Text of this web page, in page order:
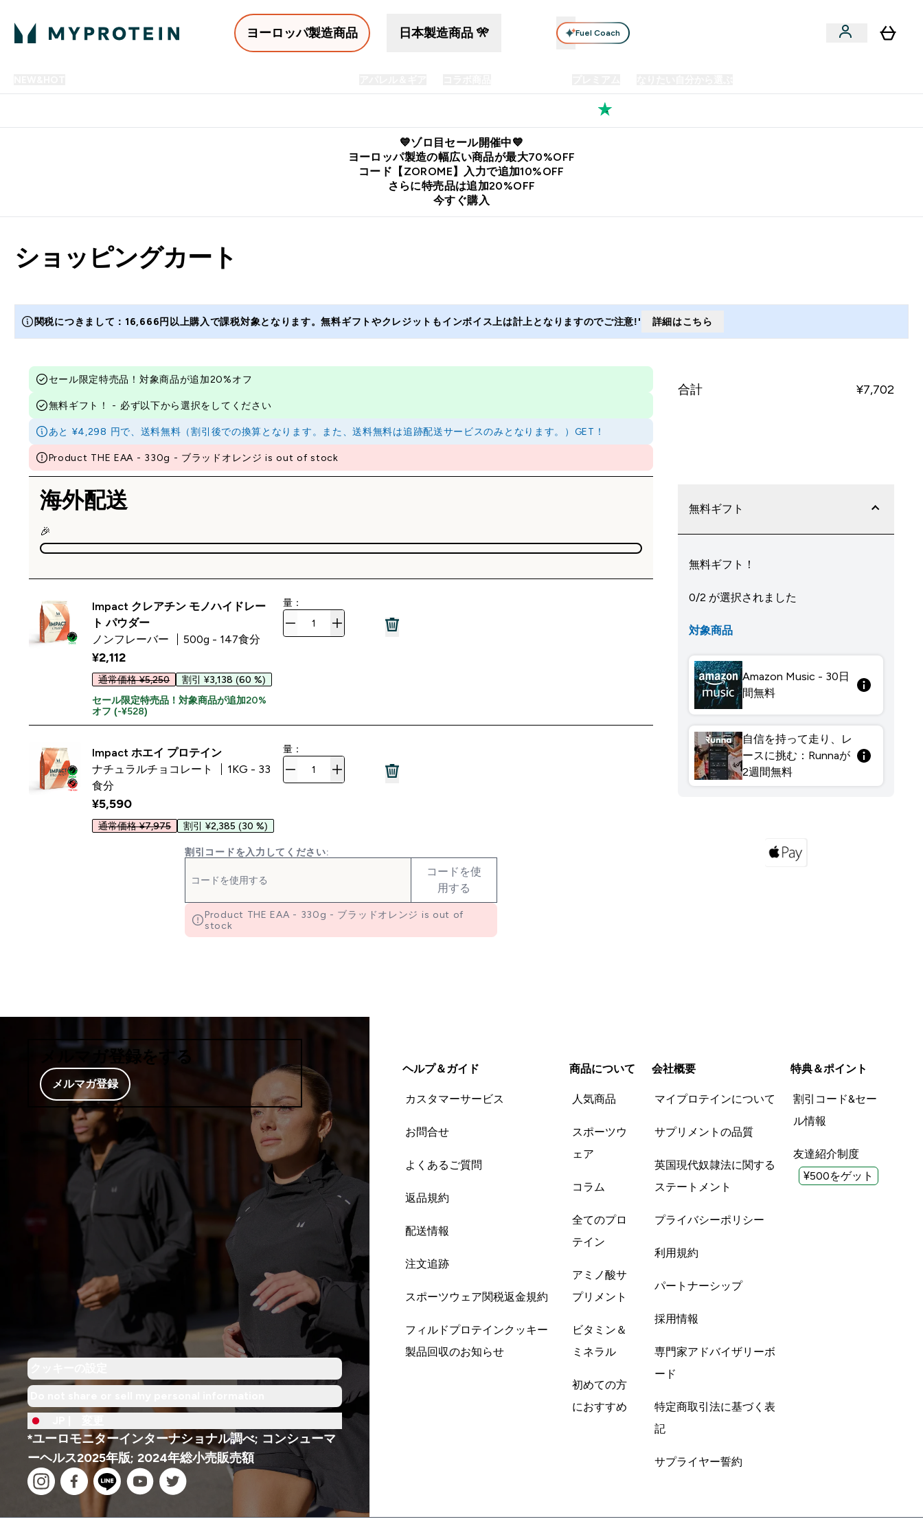
ヨーロッパ製造商品 日本製造商品 🎌 Fuel Coach
💙ゾロ目セール開催中💙
ヨーロッパ製造の幅広い商品が最大70%OFF
コード【ZOROME】入力で追加10%OFF
さらに特売品は追加20%OFF
今すぐ購入
ショッピングカート
関税につきまして：16,666円以上購入で課税対象となります。無料ギフトやクレジットもインボイス上は計上となりますのでご注意!' 詳細はこちら
セール限定特売品！対象商品が追加20%オフ
無料ギフト！ - 必ず以下から選択をしてください
あと ¥4,298 円で、送料無料（割引後での換算となります。また、送料無料は追跡配送サービスのみとなります。）GET！
Product THE EAA - 330g - ブラッドオレンジ is out of stock
海外配送
🎉
Impact クレアチン モノハイドレー
ト パウダー
ノンフレーバー
500g - 147食分
¥2,112‎
通常価格 ¥5,250 割引 ¥3,138 (60 %)
セール限定特売品！対象商品が追加20%
オフ (-¥528)
量：
Impact ホエイ プロテイン
ナチュラルチョコレート
1KG - 33
食分
¥5,590‎
通常価格 ¥7,975 割引 ¥2,385 (30 %)
量：
割引コードを入力してください:
コードを使
用する
Product THE EAA - 330g - ブラッドオレンジ is out of
stock
合計 ¥7,702‎
無料ギフト
無料ギフト！
0/2 が選択されました
対象商品
Amazon Music - 30日
間無料
自信を持って走り、レ
ースに挑む：Runnaが
2週間無料
メルマガ登録をする
メルマガ登録
*ユーロモニターインターナショナル調べ; コンシューマ
ーヘルス2025年版; 2024年総小売販売額
ヘルプ＆ガイド
カスタマーサービス
お問合せ
よくあるご質問
返品規約
配送情報
注文追跡
スポーツウェア関税返金規約
フィルドプロテインクッキー
製品回収のお知らせ
商品について
人気商品
スポーツウ
ェア
コラム
全てのプロ
テイン
アミノ酸サ
プリメント
ビタミン＆
ミネラル
初めての方
におすすめ
会社概要
マイプロテインについて
サプリメントの品質
英国現代奴隷法に関する
ステートメント
プライバシーポリシー
利用規約
パートナーシップ
採用情報
専門家アドバイザリーボ
ード
特定商取引法に基づく表
記
サプライヤー誓約
特典＆ポイント
割引コード&セー
ル情報
友達紹介制度
¥500をゲット